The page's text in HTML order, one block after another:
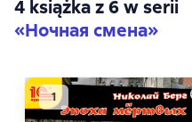
4 książka z 6 w serii
«Ночная смена»